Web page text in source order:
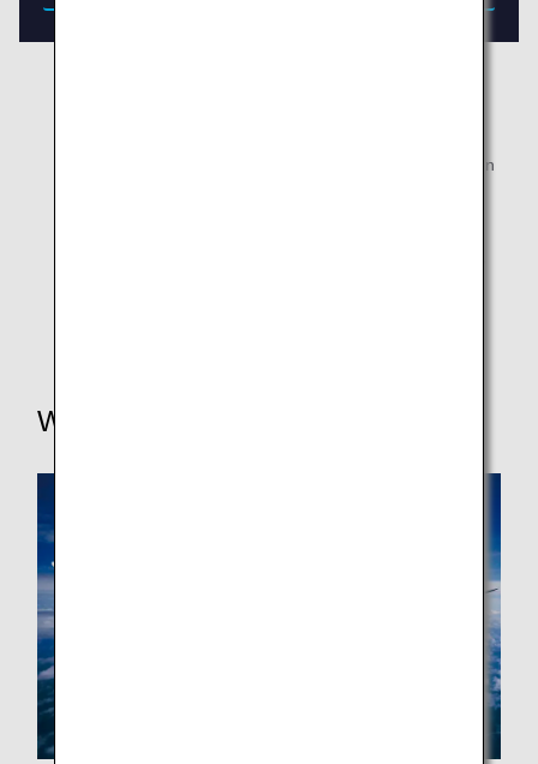
* Bitte beachten Sie, dass sich die Menüs abhängig von
Weitere Services